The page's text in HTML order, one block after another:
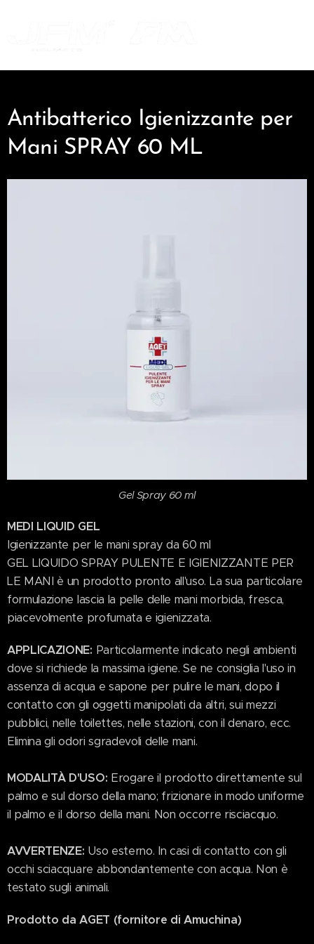
Antibatterico Igienizzante per
Mani SPRAY 60 ML
Gel Spray 60 ml
MEDI LIQUID GEL
Igienizzante per le mani spray da 60 ml
GEL LIQUIDO SPRAY PULENTE E IGIENIZZANTE PER
LE MANI è un prodotto pronto all'uso. La sua particolare
formulazione lascia la pelle delle mani morbida, fresca,
piacevolmente profumata e igienizzata.
APPLICAZIONE: Particolarmente indicato negli ambienti
dove si richiede la massima igiene. Se ne consiglia l'uso in
assenza di acqua e sapone per pulire le mani, dopo il
contatto con gli oggetti manipolati da altri, sui mezzi
pubblici, nelle toilettes, nelle stazioni, con il denaro, ecc.
Elimina gli odori sgradevoli delle mani.
MODALITÀ D'USO: Erogare il prodotto direttamente sul
palmo e sul dorso della mano; frizionare in modo uniforme
il palmo e il dorso della mani. Non occorre risciacquo.
AVVERTENZE: Uso esterno. In casi di contatto con gli
occhi sciacquare abbondantemente con acqua. Non è
testato sugli animali.
Prodotto da AGET (fornitore di Amuchina)